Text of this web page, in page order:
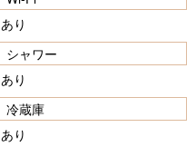
あり
シャワー
あり
冷蔵庫
あり